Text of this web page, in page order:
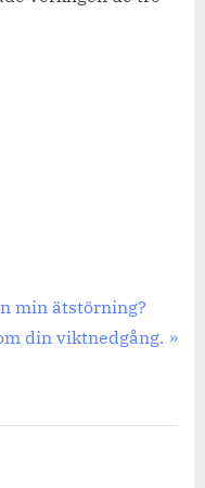
min ätstörning?
din viktnedgång.